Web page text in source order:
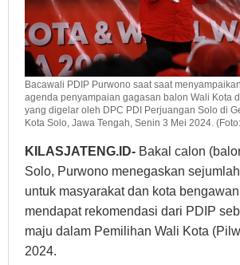
Bacawali PDIP Purwono saat saat
agenda penyampaian gagasan balon Wali Kota
yang digelar oleh DPC PDI Perjuangan Solo di
Kota Solo, Jawa Tengah, Senin 3 Mei 2024.
KILASJATENG.ID- Bakal calon
Solo, Purwono menegaskan
untuk masyarakat dan kota
mendapat rekomendasi dari PDIP
maju dalam Pemilihan Wali Kota
2024.